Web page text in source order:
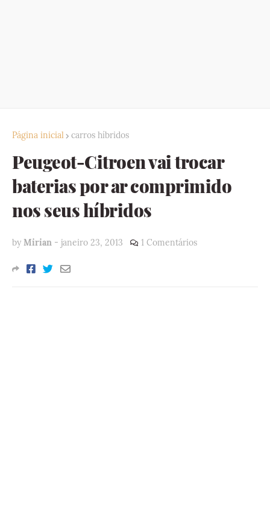
Página inicial carros híbridos
Peugeot-Citroen vai trocar
baterias por ar comprimido
nos seus híbridos
by Mirian - janeiro 23, 2013 1 Comentários